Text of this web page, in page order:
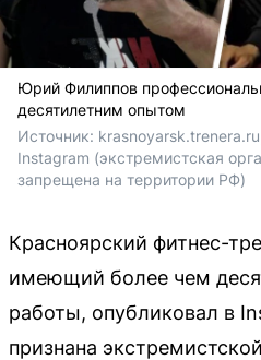
Юрий Филиппов
десятилетним опытом
Источник:
Instagram (экстремистская
запрещена на территории РФ)
Красноярский фитнес-
имеющий более чем
работы, опубликовал в
признана